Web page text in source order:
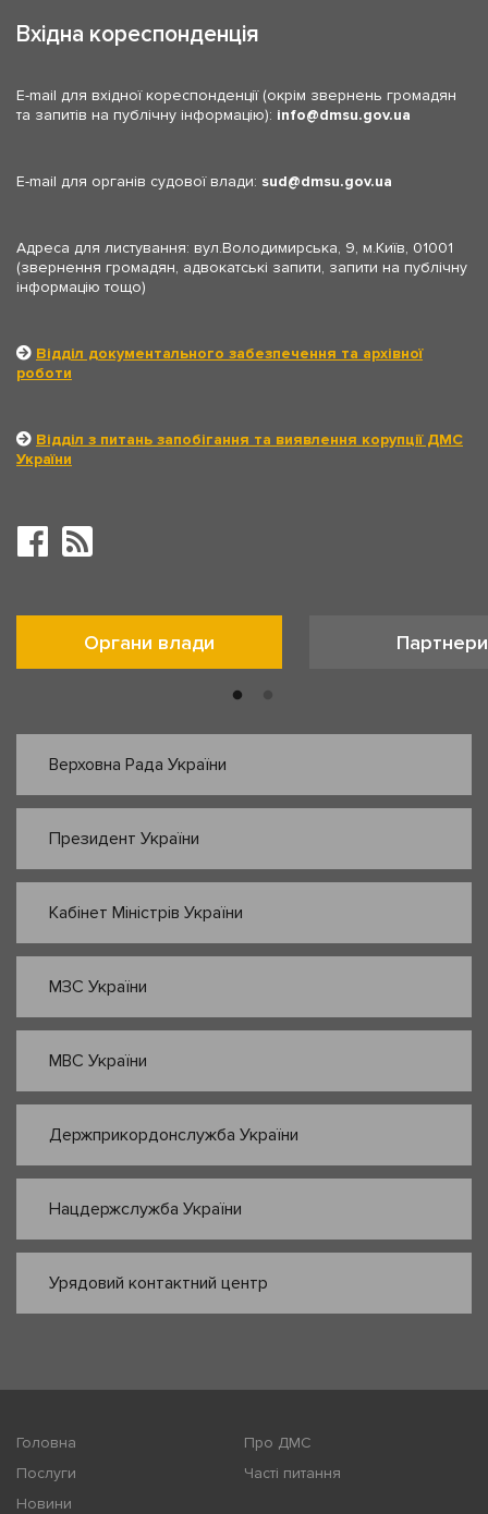
Вхідна кореспонденція
E-mail для вхідної кореспонденції (окрім звернень громадян
та запитів на публічну інформацію): info dmsu.gov.ua
E-mail для органів судової влади: sud dmsu.gov.ua
Адреса для листування: вул.Володимирська, 9, м.Київ, 01001
(звернення громадян, адвокатські запити, запити на публічну
інформацію тощо)
Відділ документального забезпечення та архівної
роботи
Відділ з питань запобігання та виявлення корупції ДМС
України
Органи влади Партнери
Верховна Рада України
Президент України
Кабінет Міністрів України
МЗС України
МВС України
Держприкордонслужба України
Нацдержслужба України
Урядовий контактний центр
Головна
Про ДМС
Послуги
Часті питання
Новини